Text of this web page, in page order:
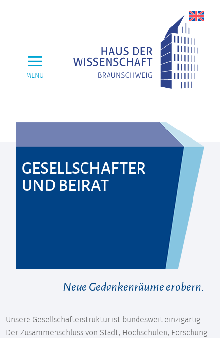
MENU
GESELLSCHAFTER
UND BEIRAT
Neue Gedankenräume erobern.
Unsere Gesellschafterstruktur ist bundesweit einzigartig.
Der Zusammenschluss von Stadt, Hochschulen, Forschung